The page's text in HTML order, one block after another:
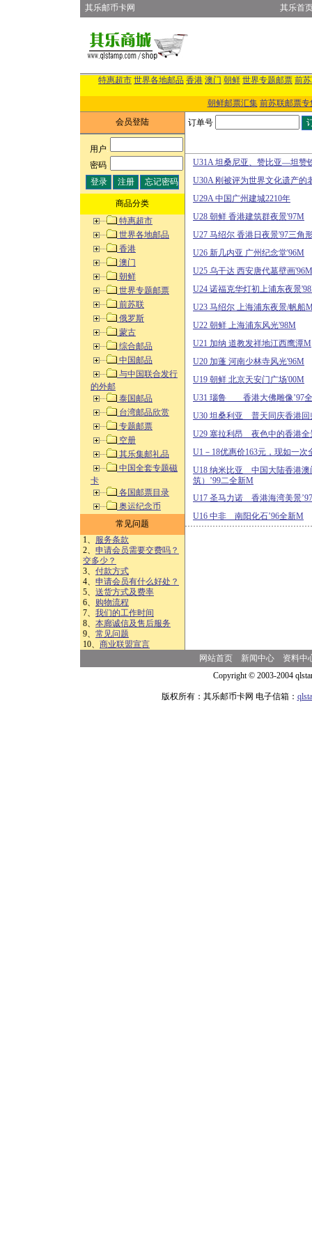
其乐邮币卡网 其乐首
特惠超市 世界各地邮品 香港 澳门 朝鲜 世界专题邮票 前
朝鲜邮票汇集 前苏联邮票专
会员登陆
用户:
密码:
商品分类
特惠超市
世界各地邮品
香港
澳门
朝鲜
世界专题邮票
前苏联
俄罗斯
蒙古
综合邮品
中国邮品
与中国联合发行
的外邮
泰国邮品
台湾邮品欣赏
专题邮票
空册
其乐集邮礼品
中国全套专题磁
卡
各国邮票目录
奥运纪念币
常见问题
1、 服务条款
2、 申请会员需要交费吗？
交多少？
3、 付款方式
4、 申请会员有什么好处？
5、 送货方式及费率
6、 购物流程
7、 我们的工作时间
8、 本廊诚信及售后服务
9、 常见问题
10、 商业联盟宣言
订单号
U31A 坦桑尼亚、赞比亚—坦赞
U30A 刚被评为世界文化遗产的
U29A 中国广州建城2210年
U28 朝鲜 香港建筑群夜景'97M
U27 马绍尔 香港日夜景'97三角
U26 新几内亚 广州纪念堂'96M
U25 乌干达 西安唐代墓壁画'96M
U24 诺福克华灯初上浦东夜景
U23 马绍尔 上海浦东夜景/帆船
U22 朝鲜 上海浦东风光'98M
U21 加纳 道教发祥地江西鹰潭M
U20 加蓬 河南少林寺风光'96M
U19 朝鲜 北京天安门广场'00M
U31 瑙鲁 香港大佛雕像’97
U30 坦桑利亚 普天同庆香港回
U29 塞拉利昂 夜色中的香港全
U1－18优惠价163元，现如一次
U18 纳米比亚 中国大陆香港澳
筑）’99二全新M
U17 圣马力诺 香港海湾美景
U16 中非 南阳化石’96全新M
网站首页 新闻中心
资料中
Copyright © 2003-2004
版权所有：其乐邮币卡网 电子信箱：